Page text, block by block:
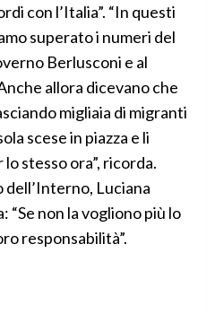
con l’Italia”. “In questi
superato i numeri del
Berlusconi e al
allora dicevano che
migliaia di migranti
scese in piazza e li
stesso ora”, ricorda.
Luciana
“Se non la vogliono più lo
responsabilità”.